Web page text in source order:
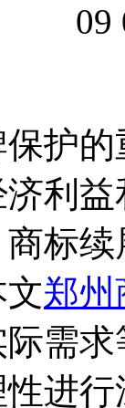
09
护
利
标
郑州
需
进